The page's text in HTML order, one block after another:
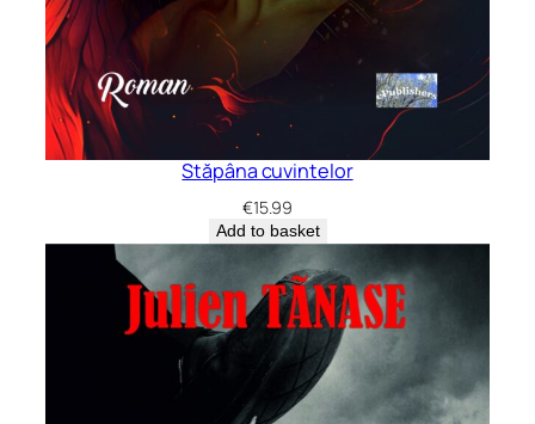
Stăpâna cuvintelor
€15.99
Add to basket